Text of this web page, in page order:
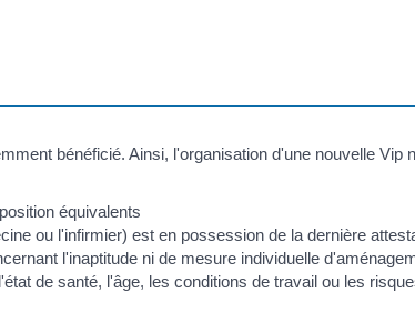
bénéficié. Ainsi, l'organisation d'une nouvelle
équivalents
ou l'infirmier) est en possession de la dernière
l'inaptitude ni de mesure individuelle
de santé, l'âge, les conditions de travail ou les